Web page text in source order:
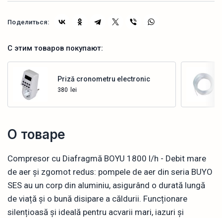
Поделиться:
С этим товаров покупают:
Priză cronometru electronic
380 lei
Купить
О товаре
Compresor cu Diafragmă BOYU 1800 l/h - Debit mare
de aer și zgomot redus: pompele de aer din seria BUYO
SES au un corp din aluminiu, asigurând o durată lungă
de viață și o bună disipare a căldurii. Funcționare
silențioasă și ideală pentru acvarii mari, iazuri și